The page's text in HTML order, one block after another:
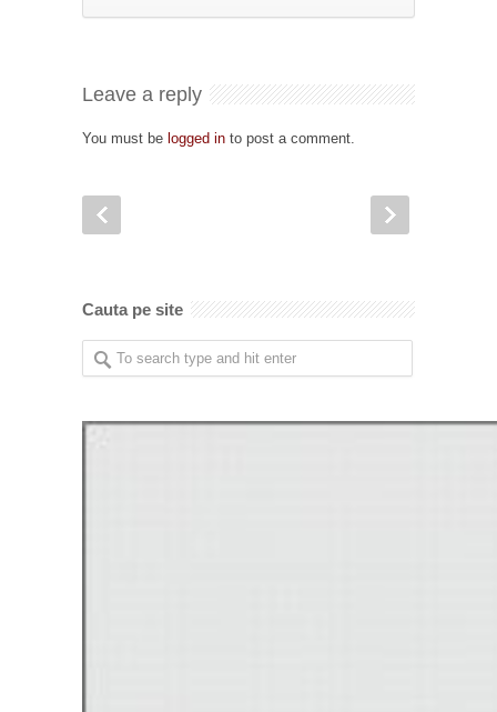
Leave a reply
You must be logged in to post a comment.
Cauta pe site